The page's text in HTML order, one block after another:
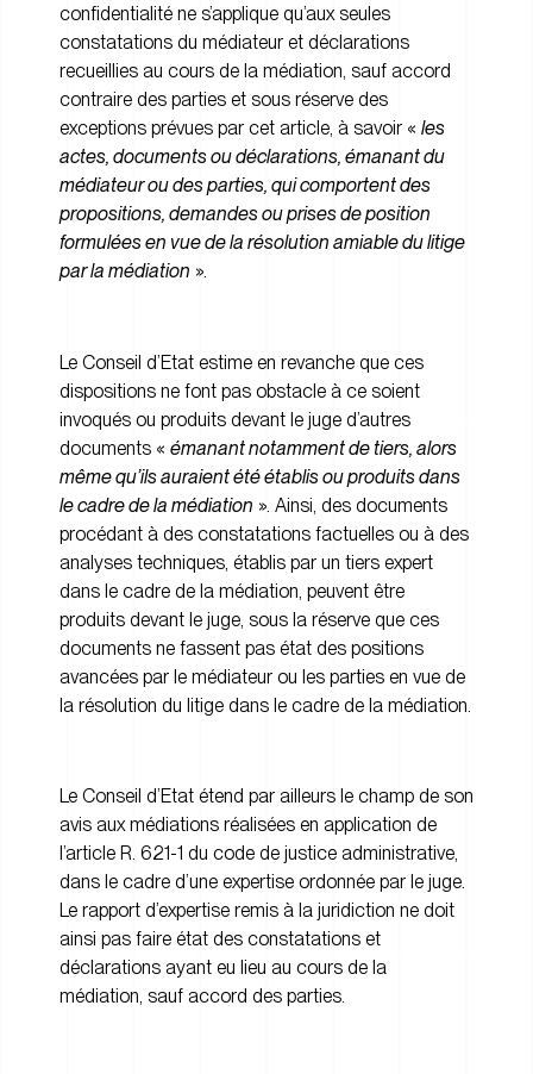
confidentialité ne s’applique qu’aux seules
constatations du médiateur et déclarations
recueillies au cours de la médiation, sauf accord
contraire des parties et sous réserve des
exceptions prévues par cet article, à savoir « les
actes, documents ou déclarations, émanant du
médiateur ou des parties, qui comportent des
propositions, demandes ou prises de position
formulées en vue de la résolution amiable du litige
par la médiation ».
Le Conseil d’Etat estime en revanche que ces
dispositions ne font pas obstacle à ce soient
invoqués ou produits devant le juge d’autres
documents « émanant notamment de tiers, alors
même qu’ils auraient été établis ou produits dans
le cadre de la médiation ». Ainsi, des documents
procédant à des constatations factuelles ou à des
analyses techniques, établis par un tiers expert
dans le cadre de la médiation, peuvent être
produits devant le juge, sous la réserve que ces
documents ne fassent pas état des positions
avancées par le médiateur ou les parties en vue de
la résolution du litige dans le cadre de la médiation.
Le Conseil d’Etat étend par ailleurs le champ de son
avis aux médiations réalisées en application de
l’article R. 621-1 du code de justice administrative,
dans le cadre d’une expertise ordonnée par le juge.
Le rapport d’expertise remis à la juridiction ne doit
ainsi pas faire état des constatations et
déclarations ayant eu lieu au cours de la
médiation, sauf accord des parties.